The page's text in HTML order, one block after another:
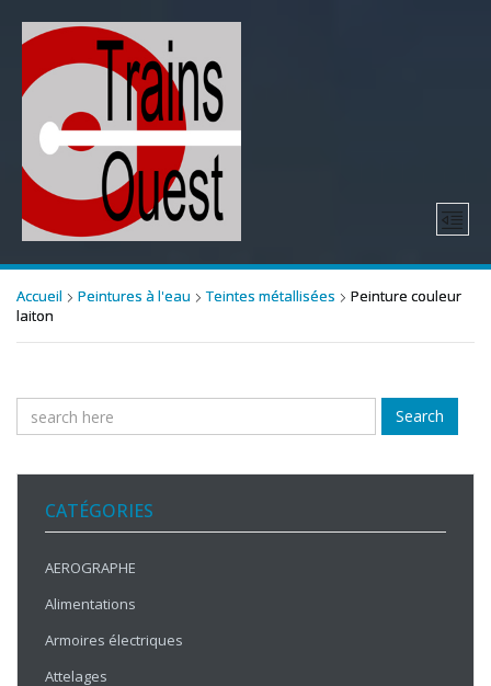
Accueil Peintures à l'eau Teintes métallisées
Peinture couleur
laiton
Search
CATÉGORIES
AEROGRAPHE
Alimentations
Armoires électriques
Attelages